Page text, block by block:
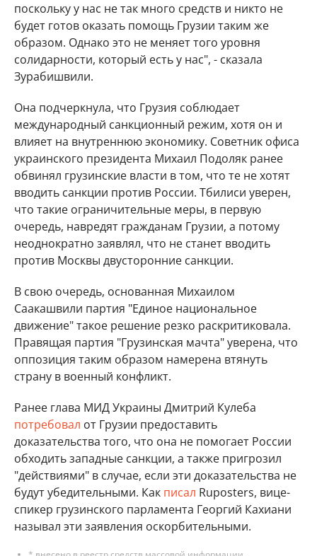
поскольку у нас не так много средств и никто не
будет готов оказать помощь Грузии таким же
образом. Однако это не меняет того уровня
солидарности, который есть у нас", - сказала
Зурабишвили.
Она подчеркнула, что Грузия соблюдает
международный санкционный режим, хотя он и
влияет на внутреннюю экономику. Советник офиса
украинского президента Михаил Подоляк ранее
обвинял грузинские власти в том, что те не хотят
вводить санкции против России. Тбилиси уверен,
что такие ограничительные меры, в первую
очередь, навредят гражданам Грузии, а потому
неоднократно заявлял, что не станет вводить
против Москвы двусторонние санкции.
В свою очередь, основанная Михаилом
Саакашвили партия "Единое национальное
движение" такое решение резко раскритиковала.
Правящая партия "Грузинская мачта" уверена, что
оппозиция таким образом намерена втянуть
страну в военный конфликт.
Ранее глава МИД Украины Дмитрий Кулеба
потребовал от Грузии предоставить
доказательства того, что она не помогает России
обходить западные санкции, а также пригрозил
"действиями" в случае, если эти доказательства не
будут убедительными. Как писал Ruposters, вице-
спикер грузинского парламента Георгий Кахиани
называл эти заявления оскорбительными.